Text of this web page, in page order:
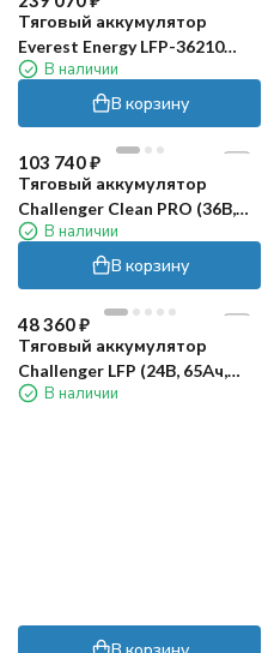
Тяговый аккумулятор
Everest Energy LFP-36210
PRO (36В, 210Ач, LiFePO4)
В наличии
В корзину
103 740₽
Тяговый аккумулятор
Challenger Clean PRO (36В,
75Ач, LiFePO4)
В наличии
В корзину
48 360₽
Тяговый аккумулятор
Challenger LFP (24В, 65Ач,
LiFePO4)
В наличии
В корзину